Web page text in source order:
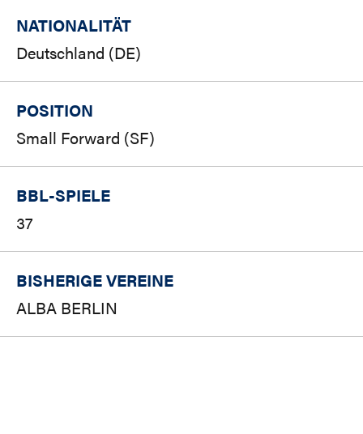
NATIONALITÄT
Deutschland (DE)
POSITION
Small Forward (SF)
BBL-SPIELE
37
BISHERIGE VEREINE
ALBA BERLIN